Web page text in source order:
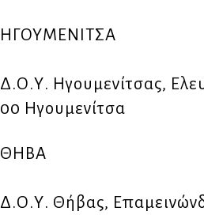
ΗΓΟΥΜΕΝΙΤΣΑ
Δ.Ο.Υ. Ηγουμενίτσας,
00 Ηγουμενίτσα
ΘΗΒΑ
Δ.Ο.Υ. Θήβας,